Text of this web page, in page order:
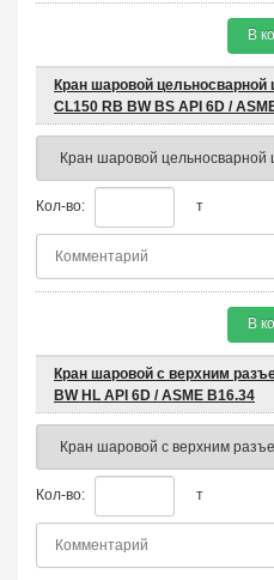
В
Кран шаровой цельносварной
CL150 RB BW BS API 6D /
Кол-во: т
В
Кран шаровой с верхним
BW HL API 6D / ASME B16.34
Кол-во: т